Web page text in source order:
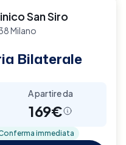
San Siro
Milano
Bilaterale
A partire da
169€
immediata